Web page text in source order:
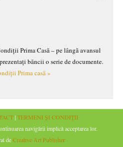
Prima Casă – pe lângă avansul
băncii o serie de documente.
Prima casă »
|TERMENI ȘI CONDIȚII
navigării implică acceptarea lor.
deCreative Art Publisher